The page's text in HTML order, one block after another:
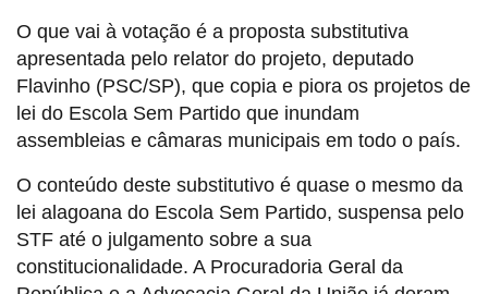
O que vai à votação é a proposta substitutiva
apresentada pelo relator do projeto, deputado
Flavinho (PSC/SP), que copia e piora os projetos de
lei do Escola Sem Partido que inundam
assembleias e câmaras municipais em todo o país.
O conteúdo deste substitutivo é quase o mesmo da
lei alagoana do Escola Sem Partido, suspensa pelo
STF até o julgamento sobre a sua
constitucionalidade. A Procuradoria Geral da